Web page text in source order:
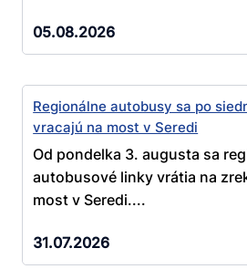
05.08.2026
Regionálne autobusy sa po
vracajú na most v Seredi
Od pondelka 3. augusta sa
autobusové linky vrátia na
most v Seredi....
31.07.2026